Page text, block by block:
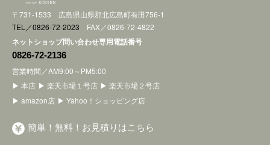
〒731-1533 広島県山県郡北広島町有田756-1
TEL／0826-72-2023 FAX／0826-72-4822
ネットショップ問い合わせ専用電話番号
0826-72-2136
営業時間／AM9:00～PM5:00
▶ 本店 ▶ 楽天市場１号店 ▶ 楽天市場２号店
▶ amazon店 ▶ Yahoo！ショッピング店
簡単！無料！お見積りはこちら